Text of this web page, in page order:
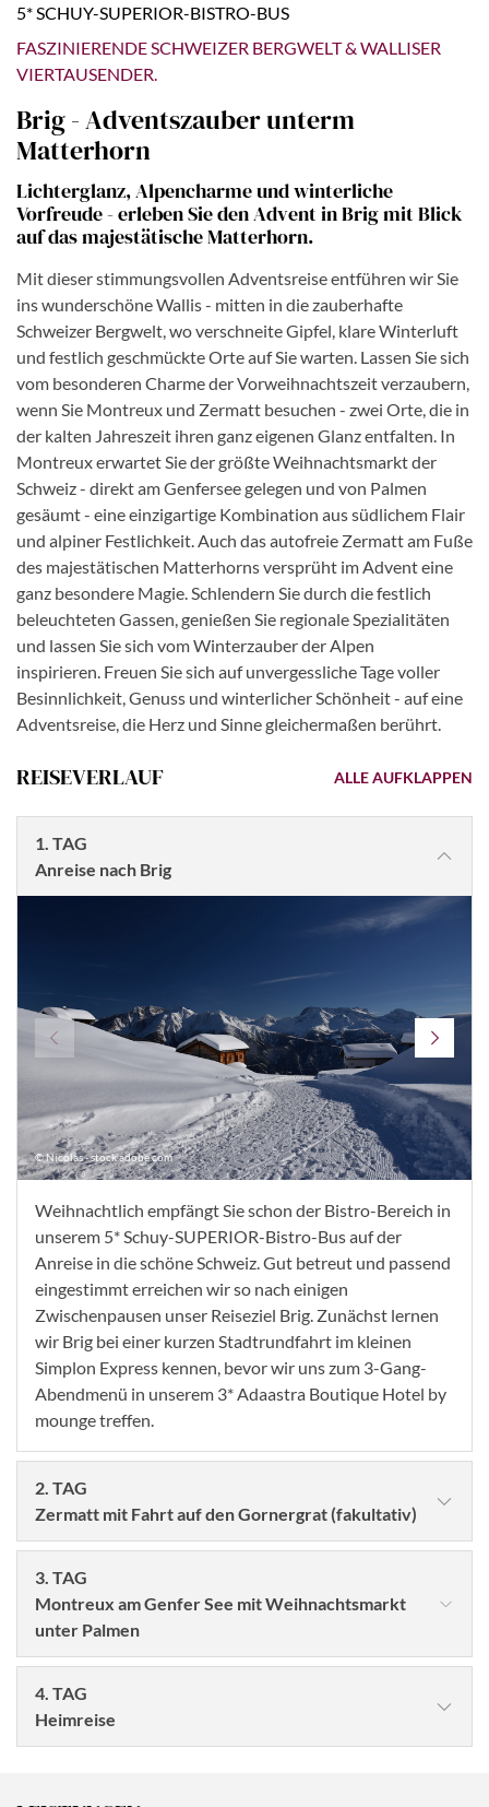
5* SCHUY-SUPERIOR-BISTRO-BUS
FASZINIERENDE SCHWEIZER BERGWELT & WALLISER
VIERTAUSENDER.
Brig - Adventszauber unterm
Matterhorn
Lichterglanz, Alpencharme und winterliche
Vorfreude - erleben Sie den Advent in Brig mit Blick
auf das majestätische Matterhorn.
Mit dieser stimmungsvollen Adventsreise entführen wir Sie
ins wunderschöne Wallis - mitten in die zauberhafte
Schweizer Bergwelt, wo verschneite Gipfel, klare Winterluft
und festlich geschmückte Orte auf Sie warten. Lassen Sie sich
vom besonderen Charme der Vorweihnachtszeit verzaubern,
wenn Sie Montreux und Zermatt besuchen - zwei Orte, die in
der kalten Jahreszeit ihren ganz eigenen Glanz entfalten. In
Montreux erwartet Sie der größte Weihnachtsmarkt der
Schweiz - direkt am Genfersee gelegen und von Palmen
gesäumt - eine einzigartige Kombination aus südlichem Flair
und alpiner Festlichkeit. Auch das autofreie Zermatt am Fuße
des majestätischen Matterhorns versprüht im Advent eine
ganz besondere Magie. Schlendern Sie durch die festlich
beleuchteten Gassen, genießen Sie regionale Spezialitäten
und lassen Sie sich vom Winterzauber der Alpen
inspirieren. Freuen Sie sich auf unvergessliche Tage voller
Besinnlichkeit, Genuss und winterlicher Schönheit - auf eine
Adventsreise, die Herz und Sinne gleichermaßen berührt.
REISEVERLAUF ALLE AUFKLAPPEN
1. TAG
Anreise nach Brig
© Nicolas - stock.adobe.com
Weihnachtlich empfängt Sie schon der Bistro-Bereich in
unserem 5* Schuy-SUPERIOR-Bistro-Bus auf der
Anreise in die schöne Schweiz. Gut betreut und passend
eingestimmt erreichen wir so nach einigen
Zwischenpausen unser Reiseziel Brig. Zunächst lernen
wir Brig bei einer kurzen Stadtrundfahrt im kleinen
Simplon Express kennen, bevor wir uns zum 3-Gang-
Abendmenü in unserem 3* Adaastra Boutique Hotel by
mounge treffen.
2. TAG
Zermatt mit Fahrt auf den Gornergrat (fakultativ)
3. TAG
Montreux am Genfer See mit Weihnachtsmarkt
unter Palmen
4. TAG
Heimreise
Im 5* Schuy-SUPERIOR-Bistro-Bus mit Verwöhnservice